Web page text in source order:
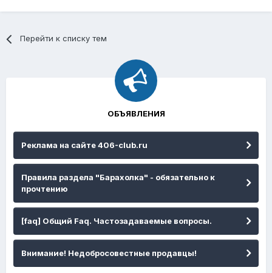
Перейти к списку тем
ОБЪЯВЛЕНИЯ
Реклама на сайте 406-club.ru
Правила раздела "Барахолка" - обязательно к
прочтению
[faq] Общий Faq. Частозадаваемые вопросы.
Внимание! Недобросовестные продавцы!